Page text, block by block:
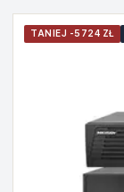
TANIEJ -5724 ZŁ